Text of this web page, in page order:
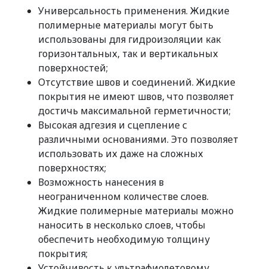
Универсальность применения. Жидкие
полимерные материалы могут быть
использованы для гидроизоляции как
горизонтальных, так и вертикальных
поверхностей;
Отсутствие швов и соединений. Жидкие
покрытия не имеют швов, что позволяет
достичь максимальной герметичности;
Высокая адгезия и сцепление с
различными основаниями. Это позволяет
использовать их даже на сложных
поверхностях;
Возможность нанесения в
неограниченном количестве слоев.
Жидкие полимерные материалы можно
наносить в несколько слоев, чтобы
обеспечить необходимую толщину
покрытия;